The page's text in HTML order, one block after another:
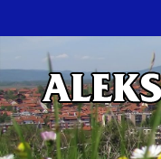
to
content